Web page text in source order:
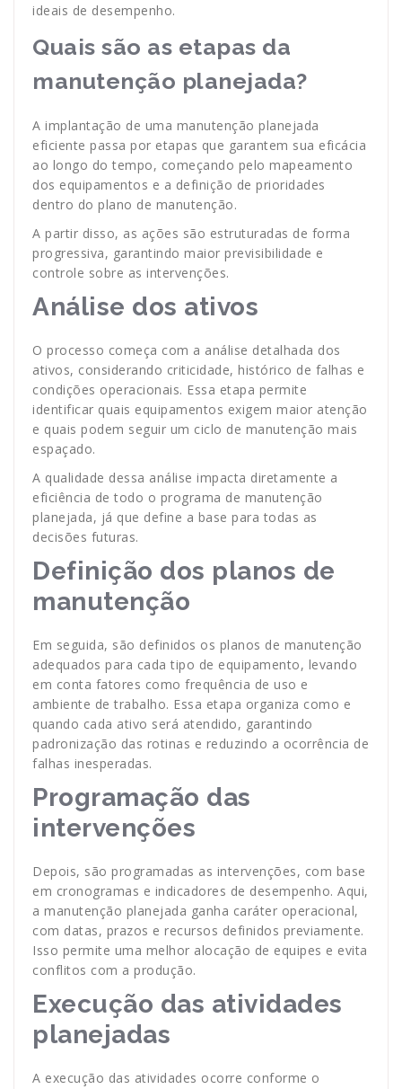
ideais de desempenho.
Quais são as etapas da
manutenção planejada?
A implantação de uma manutenção planejada
eficiente passa por etapas que garantem sua eficácia
ao longo do tempo, começando pelo mapeamento
dos equipamentos e a definição de prioridades
dentro do plano de manutenção.
A partir disso, as ações são estruturadas de forma
progressiva, garantindo maior previsibilidade e
controle sobre as intervenções.
Análise dos ativos
O processo começa com a análise detalhada dos
ativos, considerando criticidade, histórico de falhas e
condições operacionais. Essa etapa permite
identificar quais equipamentos exigem maior atenção
e quais podem seguir um ciclo de manutenção mais
espaçado.
A qualidade dessa análise impacta diretamente a
eficiência de todo o programa de manutenção
planejada, já que define a base para todas as
decisões futuras.
Definição dos planos de
manutenção
Em seguida, são definidos os planos de manutenção
adequados para cada tipo de equipamento, levando
em conta fatores como frequência de uso e
ambiente de trabalho. Essa etapa organiza como e
quando cada ativo será atendido, garantindo
padronização das rotinas e reduzindo a ocorrência de
falhas inesperadas.
Programação das
intervenções
Depois, são programadas as intervenções, com base
em cronogramas e indicadores de desempenho. Aqui,
a manutenção planejada ganha caráter operacional,
com datas, prazos e recursos definidos previamente.
Isso permite uma melhor alocação de equipes e evita
conflitos com a produção.
Execução das atividades
planejadas
A execução das atividades ocorre conforme o